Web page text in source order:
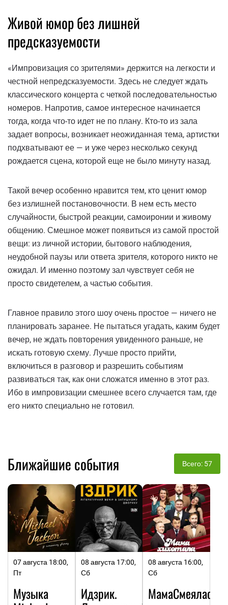
Живой юмор без лишней
предсказуемости
«Импровизация со зрителями» держится на легкости и
честной непредсказуемости. Здесь не следует ждать
классического концерта с четкой последовательностью
номеров. Напротив, самое интересное начинается
тогда, когда что-то идет не по плану. Кто-то из зала
задает вопросы, возникает неожиданная тема, артистки
подхватывают ее — и уже через несколько секунд
рождается сцена, которой еще не было минуту назад.
Такой вечер особенно нравится тем, кто ценит юмор
без излишней постановочности. В нем есть место
случайности, быстрой реакции, самоиронии и живому
общению. Смешное может появиться из самой простой
вещи: из личной истории, бытового наблюдения,
неудобной паузы или ответа зрителя, которого никто не
ожидал. И именно поэтому зал чувствует себя не
просто свидетелем, а частью события.
Главное правило этого шоу очень простое — ничего не
планировать заранее. Не пытаться угадать, каким будет
вечер, не ждать повторения увиденного раньше, не
искать готовую схему. Лучше просто прийти,
включиться в разговор и разрешить событиям
развиваться так, как они сложатся именно в этот раз.
Ибо в импровизации смешнее всего случается там, где
его никто специально не готовил.
Ближайшие события Всего: 57
07 августа 18:00,
Пт
Музыка
08 августа 17:00,
Сб
Идзрик.
08 августа 16:00,
Сб
МамаСмеялась